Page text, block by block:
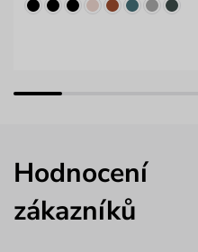
Hodnocení
zákazníků